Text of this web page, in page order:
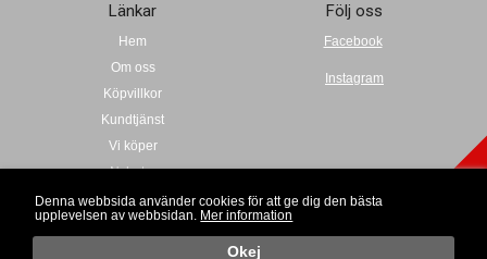
Okej
Denna webbsida använder cookies för att ge dig den bästa
upplevelsen av webbsidan. Mer information
Länkar
Hem
Om oss
Köpvillkor
Kundtjänst
Vi köper
Nyheter
Kalender
Följ oss
Facebook
Instagram
play Nyhetsbrev